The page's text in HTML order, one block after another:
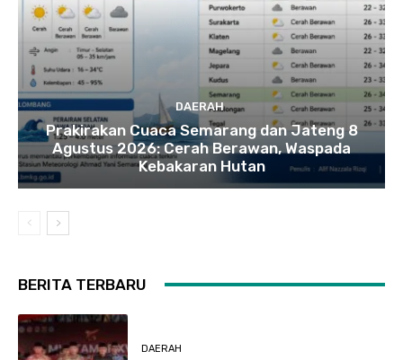
DAERAH
Prakirakan Cuaca Semarang dan Jateng 8
Agustus 2026: Cerah Berawan, Waspada
Kebakaran Hutan
BERITA TERBARU
DAERAH